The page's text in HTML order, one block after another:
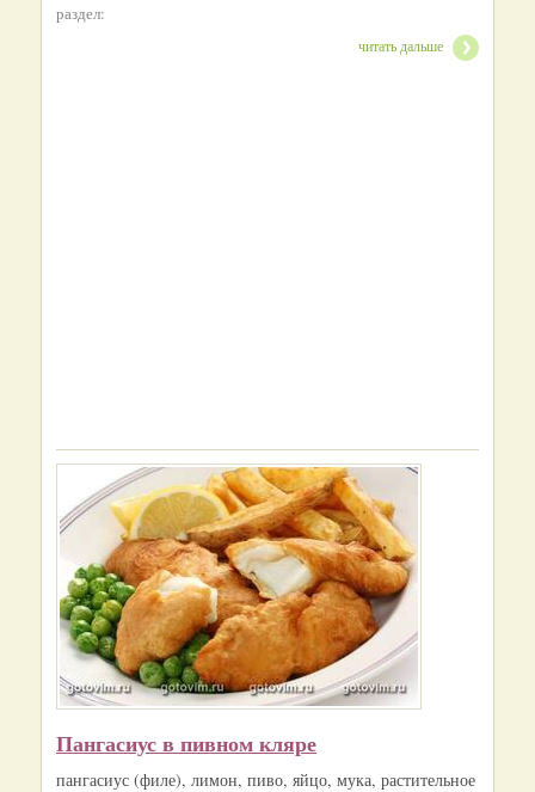
раздел:
читать дальше
Пангасиус в пивном кляре
пангасиус (филе), лимон, пиво, яйцо, мука, растительное